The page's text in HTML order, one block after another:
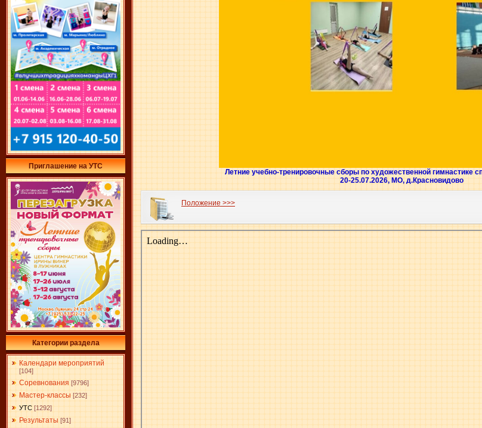
Приглашение на УТС
Категории раздела
Календари мероприятий
[104]
Соревнования [9796]
Мастер-классы [232]
УТС [1292]
Результаты [91]
Летние учебно-тренировочные сборы по художественной гимнастике
20-25.07.2026, МО, д.Красновидово
Положение >>>